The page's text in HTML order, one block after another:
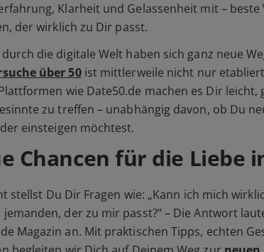
Klarheit und Gelassenheit mit –
der wirklich zu Dir passt.
die digitale Welt haben sich ganz neue
über 50ist mittlerweile nicht nur
wie Date50.de machen es Dir leicht,
zu treffen – unabhängig davon, ob Du
einsteigen möchtest.
Chancen für die Liebe
stellst Du Dir Fragen wie: „Kann ich mich
jemanden, der zu mir passt?“ – Die Antwort
Magazin an. Mit praktischen Tipps, echten